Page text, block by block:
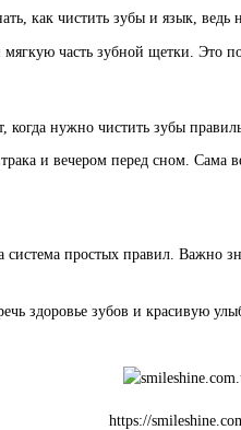
как чистить зубы и язык, ведь
часть зубной щетки. Это
нужно чистить зубы
и вечером перед сном.
простых правил. Важно
здоровье зубов и красивую
https://